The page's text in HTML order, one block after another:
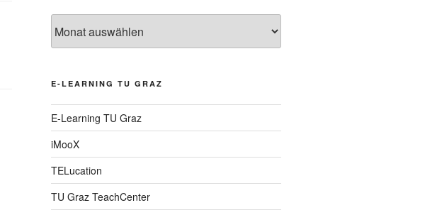
E-LEARNING TU GRAZ
E-Learning TU Graz
iMooX
TELucation
TU Graz TeachCenter